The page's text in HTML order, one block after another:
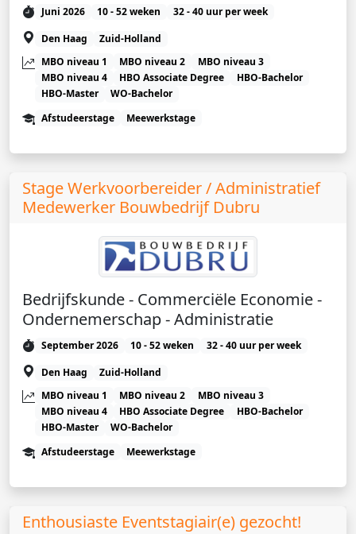
Juni 2026 10 - 52 weken
32 - 40 uur per week
Den Haag
Zuid-Holland
MBO niveau 1
MBO niveau 2
MBO niveau 3
MBO niveau 4
HBO Associate Degree
HBO-Bachelor
HBO-Master
WO-Bachelor
Afstudeerstage
Meewerkstage
Stage Werkvoorbereider / Administratief
Medewerker Bouwbedrijf Dubru
Bedrijfskunde - Commerciële Economie -
Ondernemerschap - Administratie
September 2026 10 - 52 weken
32 - 40 uur per week
Den Haag
Zuid-Holland
MBO niveau 1
MBO niveau 2
MBO niveau 3
MBO niveau 4
HBO Associate Degree
HBO-Bachelor
HBO-Master
WO-Bachelor
Afstudeerstage
Meewerkstage
Enthousiaste Eventstagiair(e) gezocht!